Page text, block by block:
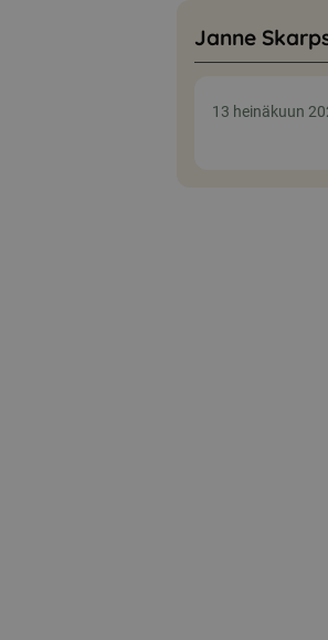
Janne
13 heinäkuun